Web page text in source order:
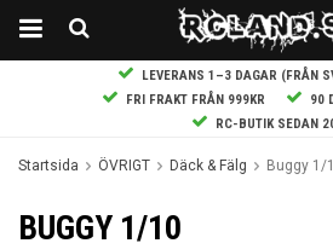
LEVERANS 1–3 DAGAR (FRÅN
FRI FRAKT FRÅN 999KR
90
RC-BUTIK SEDAN
Startsida ÖVRIGT Däck & Fälg Buggy 1/
BUGGY 1/10